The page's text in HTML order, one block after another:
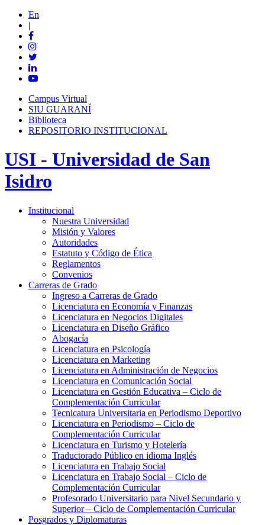
En
|
Campus Virtual
SIU GUARANÍ
Biblioteca
REPOSITORIO INSTITUCIONAL
USI - Universidad de San
Isidro
Institucional
Nuestra Universidad
Misión y Valores
Autoridades
Estatuto y Código de Ética
Reglamentos
Convenios
Carreras de Grado
Ingreso a Carreras de Grado
Licenciatura en Economía y Finanzas
Licenciatura en Negocios Digitales
Licenciatura en Diseño Gráfico
Abogacía
Licenciatura en Psicología
Licenciatura en Marketing
Licenciatura en Administración de Negocios
Licenciatura en Comunicación Social
Licenciatura en Gestión Educativa – Ciclo de
Complementación Curricular
Tecnicatura Universitaria en Periodismo Deportivo
Licenciatura en Periodismo – Ciclo de
Complementación Curricular
Licenciatura en Turismo y Hotelería
Traductorado Público en idioma Inglés
Licenciatura en Trabajo Social
Licenciatura en Trabajo Social – Ciclo de
Complementación Curricular
Profesorado Universitario para Nivel Secundario y
Superior – Ciclo de Complementación Curricular
Posgrados y Diplomaturas